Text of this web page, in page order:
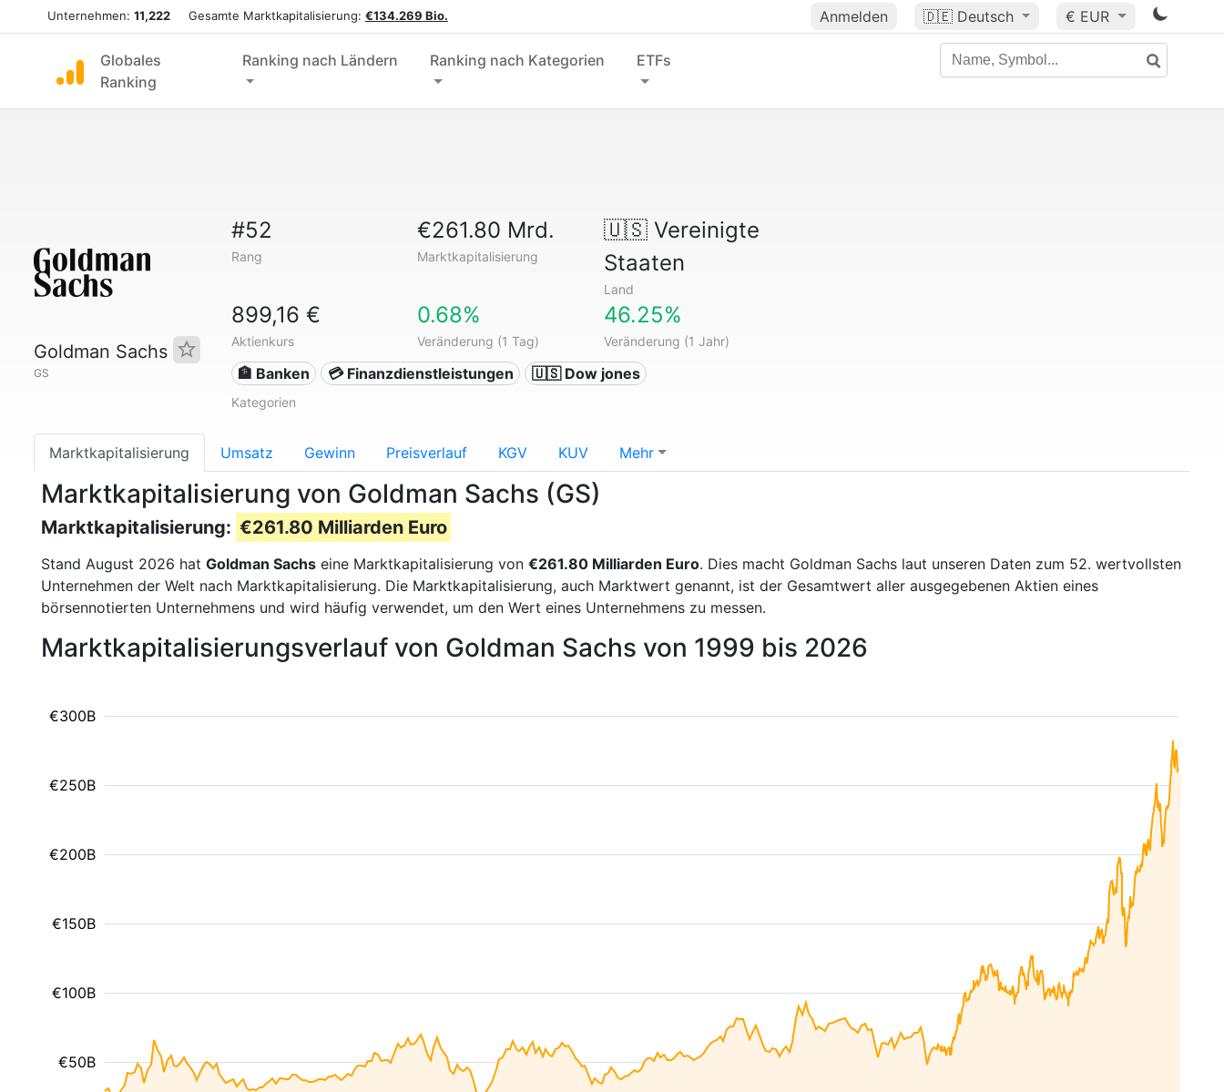
Unternehmen: 11,222 Gesamte Marktkapitalisierung: €134.269 Bio. Anmelden 🇩🇪 Deutsch € EUR
Globales
Ranking
Ranking nach Ländern Ranking nach Kategorien ETFs
Goldman Sachs
GS
#52
Rang
€261.80 Mrd.
Marktkapitalisierung
🇺🇸Vereinigte
Staaten
Land
899,16 €
Aktienkurs
0.68%
Veränderung (1 Tag)
46.25%
Veränderung (1 Jahr)
🏦 Banken 💳 Finanzdienstleistungen 🇺🇸 Dow jones
Kategorien
Marktkapitalisierung Umsatz Gewinn Preisverlauf KGV KUV Mehr
Marktkapitalisierung von Goldman Sachs (GS)
Marktkapitalisierung: €261.80 Milliarden Euro
Stand August 2026 hat Goldman Sachs eine Marktkapitalisierung von €261.80 Milliarden Euro. Dies macht Goldman Sachs laut unseren Daten zum 52. wertvollsten
Unternehmen der Welt nach Marktkapitalisierung. Die Marktkapitalisierung, auch Marktwert genannt, ist der Gesamtwert aller ausgegebenen Aktien eines
börsennotierten Unternehmens und wird häufig verwendet, um den Wert eines Unternehmens zu messen.
Marktkapitalisierungsverlauf von Goldman Sachs von 1999 bis 2026
€50B
€100B
€150B
€200B
€250B
€300B